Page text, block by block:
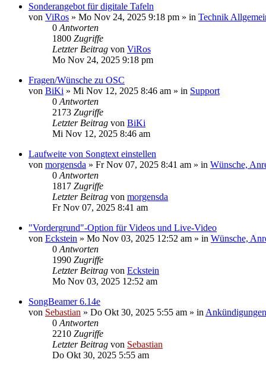
Sonderangebot für digitale Tafeln
von ViRos » Mo Nov 24, 2025 9:18 pm » in Technik
0 Antworten
1800 Zugriffe
Letzter Beitrag von ViRos
Mo Nov 24, 2025 9:18 pm
Fragen/Wünsche zu OSC
von BiKi » Mi Nov 12, 2025 8:46 am » in Support
0 Antworten
2173 Zugriffe
Letzter Beitrag von BiKi
Mi Nov 12, 2025 8:46 am
Laufweite von Songtext einstellen
von morgensda » Fr Nov 07, 2025 8:41 am » in Wünsche,
0 Antworten
1817 Zugriffe
Letzter Beitrag von morgensda
Fr Nov 07, 2025 8:41 am
"Vordergrund"-Option für Videos und Live-Video
von Eckstein » Mo Nov 03, 2025 12:52 am » in Wünsche,
0 Antworten
1990 Zugriffe
Letzter Beitrag von Eckstein
Mo Nov 03, 2025 12:52 am
SongBeamer 6.14e
von Sebastian » Do Okt 30, 2025 5:55 am » in Ankündigungen
0 Antworten
2210 Zugriffe
Letzter Beitrag von Sebastian
Do Okt 30, 2025 5:55 am